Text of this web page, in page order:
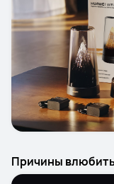
Причины